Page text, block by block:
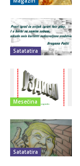
Satatatira
Mesečina
Satatatira